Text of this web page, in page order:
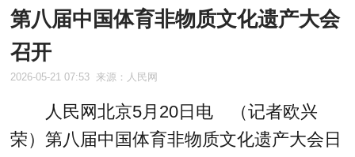
第八届中国体育非物质文化遗产大会
召开
2026-05-21 07:53 来源：人民网
人民网北京5月20日电 （记者欧兴
荣）第八届中国体育非物质文化遗产大会日